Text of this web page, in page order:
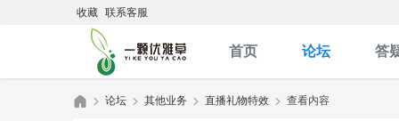
收藏 联系客服
首页 论坛 答
论坛 其他业务 直播礼物特效 查看内容